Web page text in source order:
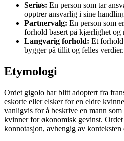
Seriøs: En person som tar
opptrer ansvarlig i sine
Partnervalg: En person som
forhold basert på kjærlighet og
Langvarig forhold: Et
bygger på tillit og felles verdier.
Etymologi
Ordet gigolo har blitt adoptert fra
eskorte eller elsker for en eldre
vanligvis for å beskrive en mann
kvinner for økonomisk gevinst.
konnotasjon, avhengig av konteksten